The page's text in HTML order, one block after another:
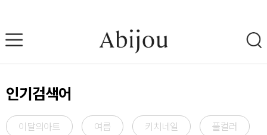
인기검색어
이달의아트 여름 키치네일
풀컬러